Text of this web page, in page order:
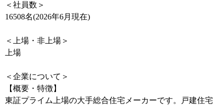
＜社員数＞
16508名(2026年6月現在)
＜上場・非上場＞
上場
＜企業について＞
【概要・特徴】
東証プライム上場の大手総合住宅メーカーです。戸建住宅